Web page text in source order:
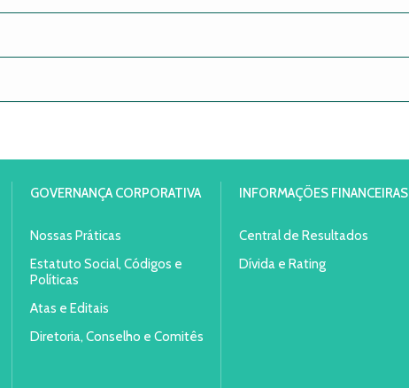
GOVERNANÇA CORPORATIVA
Nossas Práticas
Estatuto Social, Códigos e
Políticas
Atas e Editais
Diretoria, Conselho e Comitês
INFORMAÇÕES FINANCEIRAS
Central de Resultados
Dívida e Rating